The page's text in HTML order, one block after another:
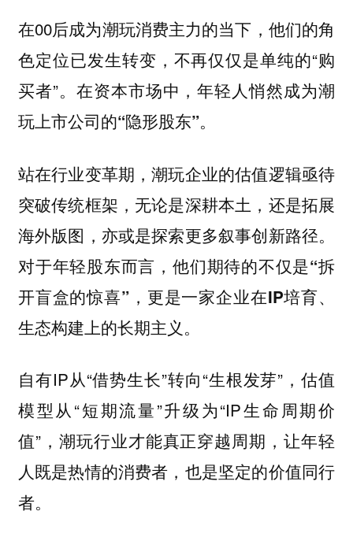
在00后成为潮玩消费主力的当下，他们的角
色定位已发生转变，不再仅仅是单纯的“购
买者”。 在资本市场中，年轻人悄然成为潮
玩上市公司的“隐形股东”。
站在行业变革期，潮玩企业的估值逻辑亟待
突破传统框架，无论是深耕本土，还是拓展
海外版图，亦或是探索更多叙事创新路径。
对于年轻股东而言，他们期待的不仅是“拆
开盲盒的惊喜”，更是一家企业在IP培育、
生态构建上的长期主义。
自有IP从“借势生长”转向“生根发芽”，估值
模型从“短期流量”升级为“IP生命周期价
值”，潮玩行业才能真正穿越周期，让年轻
人既是热情的消费者，也是坚定的价值同行
者。